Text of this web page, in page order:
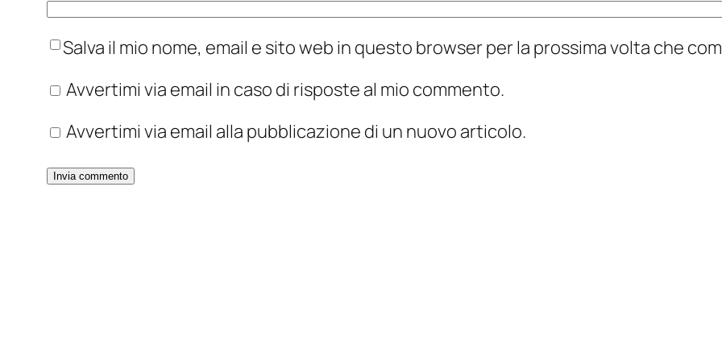
Salva il mio nome, email e sito web in questo browser per la prossima volta che
Avvertimi via email in caso di risposte al mio commento.
Avvertimi via email alla pubblicazione di un nuovo articolo.